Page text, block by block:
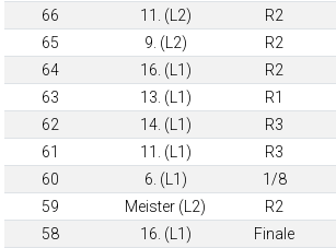
66
11. (L2) R2
65
9. (L2) R2
64
16. (L1) R2
63
13. (L1) R1
62
14. (L1) R3
61
11. (L1) R3
60
6. (L1) 1/8
59
Meister (L2) R2
58
16. (L1) Finale